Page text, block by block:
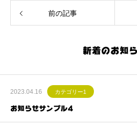
前の記事
新着のお知
2023.04.16 カテゴリー1
お知らせサンプル4